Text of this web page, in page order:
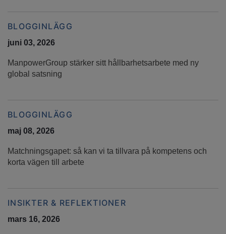
BLOGGINLÄGG
juni 03, 2026
ManpowerGroup stärker sitt hållbarhetsarbete med ny
global satsning
BLOGGINLÄGG
maj 08, 2026
Matchningsgapet: så kan vi ta tillvara på kompetens och
korta vägen till arbete
INSIKTER & REFLEKTIONER
mars 16, 2026